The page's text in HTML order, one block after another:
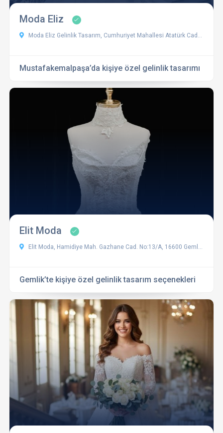
Moda Eliz
Moda Eliz Gelinlik Tasarım, Cumhuriyet Mahallesi Atatürk Caddesi No:54, 16500 Mustafakemalpaşa/Bursa, Türkiye
Mustafakemalpaşa’da kişiye özel gelinlik tasarımı
Elit Moda
Elit Moda, Hamidiye Mah. Gazhane Cad. No:13/A, 16600 Gemlik/Bursa, Türkiye
Gemlik’te kişiye özel gelinlik tasarım seçenekleri